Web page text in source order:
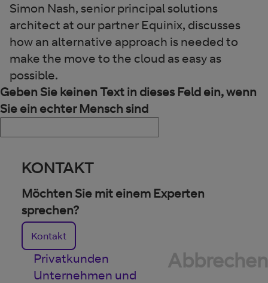
Simon Nash, senior principal solutions
architect at our partner Equinix, discusses
how an alternative approach is needed to
make the move to the cloud as easy as
possible.
Geben Sie keinen Text in dieses Feld ein, wenn
Sie ein echter Mensch sind
KONTAKT
Möchten Sie mit einem Experten
sprechen?
Kontakt
Abbrechen
Privatkunden
Unternehmen und